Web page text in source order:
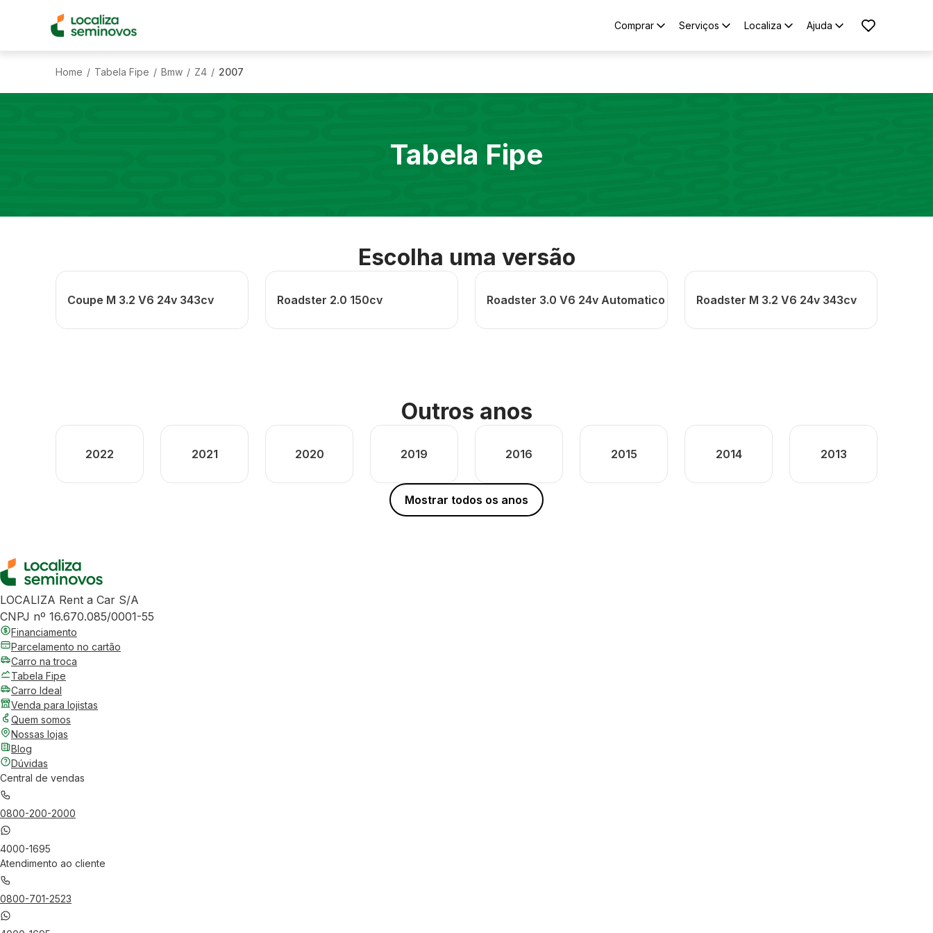
Comprar Serviços Localiza Ajuda
Home / Tabela Fipe / Bmw / Z4 / 2007
Tabela Fipe
Escolha uma versão
Coupe M 3.2 V6 24v 343cv Roadster 2.0 150cv Roadster 3.0 V6 24v Automatico Roadster M 3.2 V6 24v 343cv
Outros anos
2022 2021 2020 2019 2016 2015 2014 2013
Mostrar todos os anos
LOCALIZA Rent a Car S/A
CNPJ nº 16.670.085/0001-55
Financiamento
Parcelamento no cartão
Carro na troca
Tabela Fipe
Carro Ideal
Venda para lojistas
Quem somos
Nossas lojas
Blog
Dúvidas
Central de vendas
0800-200-2000
4000-1695
Atendimento ao cliente
0800-701-2523